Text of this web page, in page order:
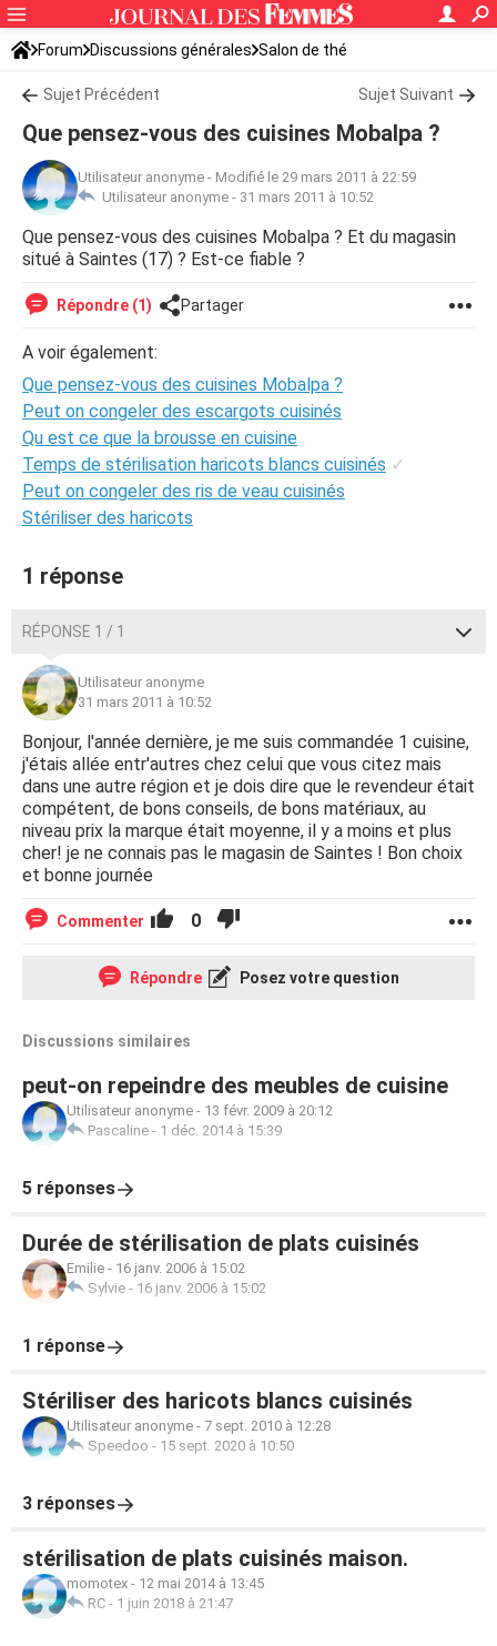
Forum Discussions générales Salon de thé
Sujet Précédent Sujet Suivant
Que pensez-vous des cuisines Mobalpa ?
Utilisateur anonyme - Modifié le 29 mars 2011 à 22:59
Utilisateur anonyme - 31 mars 2011 à 10:52
Que pensez-vous des cuisines Mobalpa ? Et du magasin
situé à Saintes (17) ? Est-ce fiable ?
Répondre (1) Partager
A voir également:
Que pensez-vous des cuisines Mobalpa ?
Peut on congeler des escargots cuisinés
Qu est ce que la brousse en cuisine
Temps de stérilisation haricots blancs cuisinés ✓
Peut on congeler des ris de veau cuisinés
Stériliser des haricots
1 réponse
RÉPONSE 1 / 1
Utilisateur anonyme
31 mars 2011 à 10:52
Bonjour, l'année dernière, je me suis commandée 1 cuisine,
j'étais allée entr'autres chez celui que vous citez mais
dans une autre région et je dois dire que le revendeur était
compétent, de bons conseils, de bons matériaux, au
niveau prix la marque était moyenne, il y a moins et plus
cher! je ne connais pas le magasin de Saintes ! Bon choix
et bonne journée
Commenter 0
Répondre Posez votre question
Discussions similaires
peut-on repeindre des meubles de cuisine
Utilisateur anonyme - 13 févr. 2009 à 20:12
Pascaline - 1 déc. 2014 à 15:39
5 réponses
Durée de stérilisation de plats cuisinés
Emilie - 16 janv. 2006 à 15:02
Sylvie - 16 janv. 2006 à 15:02
1 réponse
Stériliser des haricots blancs cuisinés
Utilisateur anonyme - 7 sept. 2010 à 12:28
Speedoo - 15 sept. 2020 à 10:50
3 réponses
stérilisation de plats cuisinés maison.
momotex - 12 mai 2014 à 13:45
RC - 1 juin 2018 à 21:47